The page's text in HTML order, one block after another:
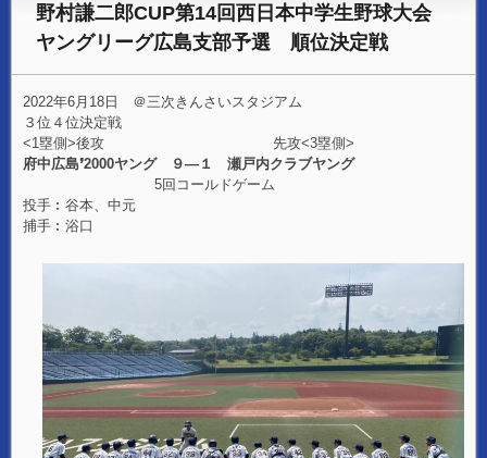
野村謙二郎CUP第14回西日本中学生野球大会
ヤングリーグ広島支部予選 順位決定戦
2022年6月18日 ＠三次きんさいスタジアム
３位４位決定戦
<1塁側>後攻 先攻<3塁側>
府中広島❜2000ヤング ９―１ 瀬戸内クラブヤング
5回コールドゲーム
投手︰谷本、中元
捕手︰浴口